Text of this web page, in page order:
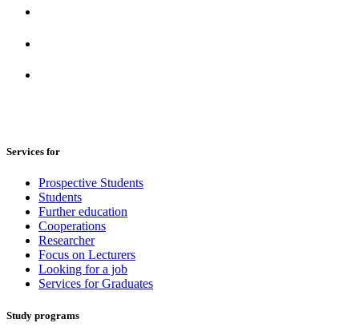
Services for
Prospective Students
Students
Further education
Cooperations
Researcher
Focus on Lecturers
Looking for a job
Services for Graduates
Study programs